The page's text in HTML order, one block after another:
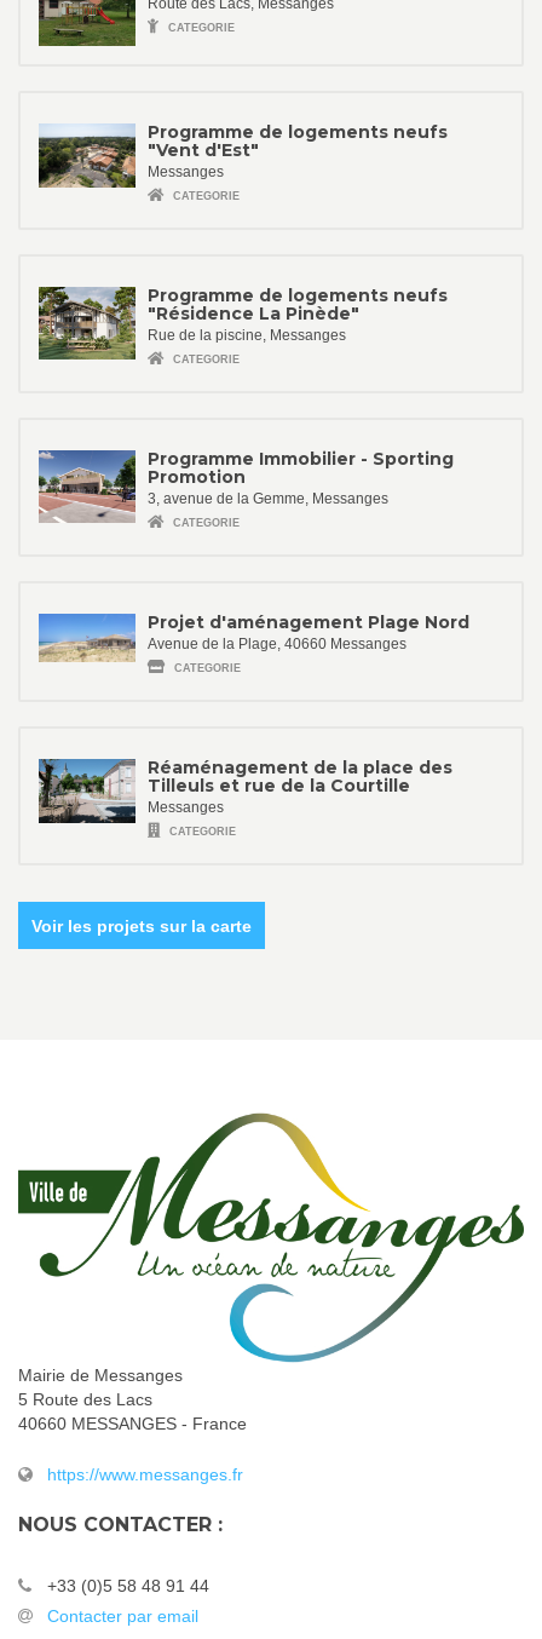
Route des Lacs, Messanges
CATEGORIE
Programme de logements neufs
"Vent d'Est"
Messanges
CATEGORIE
Programme de logements neufs
"Résidence La Pinède"
Rue de la piscine, Messanges
CATEGORIE
Programme Immobilier - Sporting
Promotion
3, avenue de la Gemme, Messanges
CATEGORIE
Projet d'aménagement Plage Nord
Avenue de la Plage, 40660 Messanges
CATEGORIE
Réaménagement de la place des
Tilleuls et rue de la Courtille
Messanges
CATEGORIE
Voir les projets sur la carte
Mairie de Messanges
5 Route des Lacs
40660 MESSANGES - France
https://www.messanges.fr
NOUS CONTACTER :
+33 (0)5 58 48 91 44
Contacter par email